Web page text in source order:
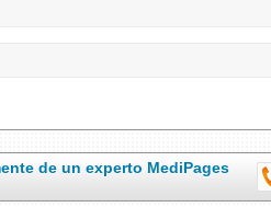
de un experto MediPages